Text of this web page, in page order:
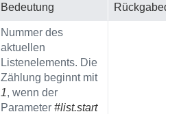
Bedeutung
Nummer des
aktuellen
Listenelements. Die
Zählung beginnt mit
1, wenn der
Parameter #list.start